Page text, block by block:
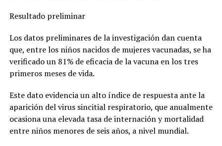
Resultado preliminar
Los datos preliminares de la investigación dan cuenta
que, entre los niños nacidos de mujeres vacunadas, se ha
verificado un 81% de eficacia de la vacuna en los tres
primeros meses de vida.
Este dato evidencia un alto índice de respuesta ante la
aparición del virus sincitial respiratorio, que anualmente
ocasiona una elevada tasa de internación y mortalidad
entre niños menores de seis años, a nivel mundial.